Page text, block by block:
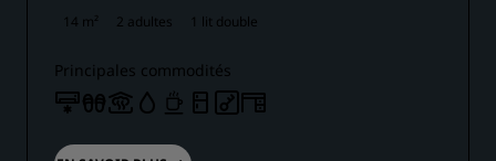
14 m² 2 adultes 1 lit double
Principales commodités